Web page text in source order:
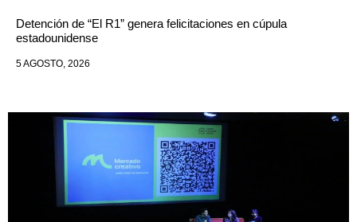
Detención de “El R1” genera felicitaciones en cúpula
estadounidense
5 AGOSTO, 2026